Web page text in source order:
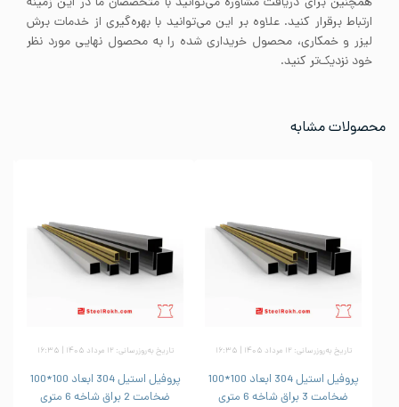
ارتباط برقرار کنید. علاوه بر این می‌توانید با بهره‌گیری از خدمات برش
لیزر و خمکاری، محصول خریداری شده را به محصول نهایی مورد نظر
خود نزدیک‌تر کنید.
محصولات مشابه
تاریخ به‌روزرسانی: ۱۲ مرداد ۱۴۰۵ | ۱۶:۳۵
پروفیل استیل 304 ابعاد 100*100
ضخامت 3 براق شاخه 6 متری
تاریخ به‌روزرسانی: ۱۲ مرداد ۱۴۰۵ | ۱۶:۳۵
پروفیل استیل 304 ابعاد 100*100
ضخامت 2 براق شاخه 6 متری